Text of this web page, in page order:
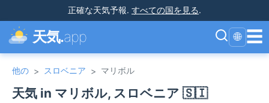
正確な天気予報. すべての国を見る.
天気.app 🌐 ☰
他の > スロベニア > マリボル
天気 in マリボル, スロベニア 🇸🇮